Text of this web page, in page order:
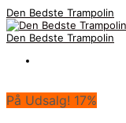
Den Bedste Trampolin
Den Bedste Trampolin
På Udsalg! 17%